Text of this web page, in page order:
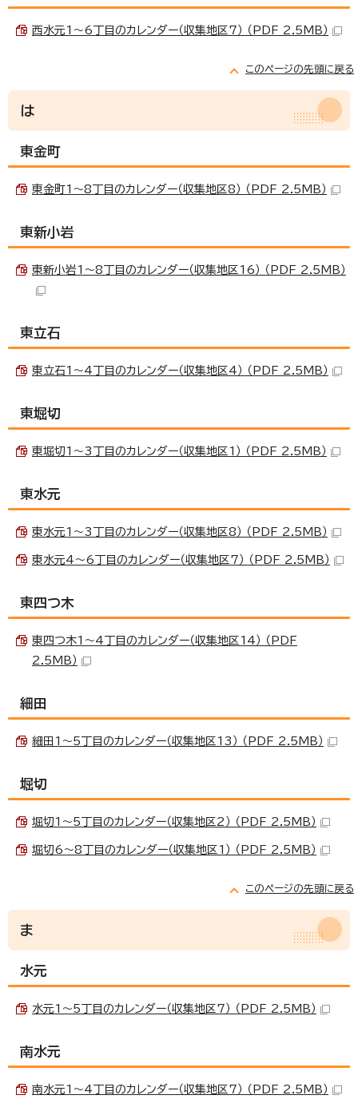
西水元1～6丁目のカレンダー（収集地区7） （PDF 2.5MB）
このページの先頭に戻る
は
東金町
東金町1～8丁目のカレンダー（収集地区8） （PDF 2.5MB）
東新小岩
東新小岩1～8丁目のカレンダー（収集地区16） （PDF 2.5MB）
東立石
東立石1～4丁目のカレンダー（収集地区4） （PDF 2.5MB）
東堀切
東堀切1～3丁目のカレンダー（収集地区1） （PDF 2.5MB）
東水元
東水元1～3丁目のカレンダー（収集地区8） （PDF 2.5MB）
東水元4～6丁目のカレンダー（収集地区7） （PDF 2.5MB）
東四つ木
東四つ木1～4丁目のカレンダー（収集地区14） （PDF
2.5MB）
細田
細田1～5丁目のカレンダー（収集地区13） （PDF 2.5MB）
堀切
堀切1～5丁目のカレンダー（収集地区2） （PDF 2.5MB）
堀切6～8丁目のカレンダー（収集地区1） （PDF 2.5MB）
このページの先頭に戻る
ま
水元
水元1～5丁目のカレンダー（収集地区7） （PDF 2.5MB）
南水元
南水元1～4丁目のカレンダー（収集地区7） （PDF 2.5MB）